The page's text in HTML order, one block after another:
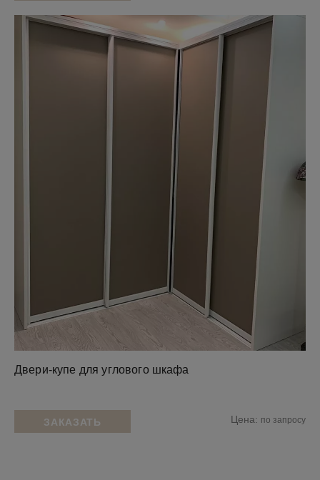
Двери-купе для углового шкафа
ЗАКАЗАТЬ Цена: по запросу